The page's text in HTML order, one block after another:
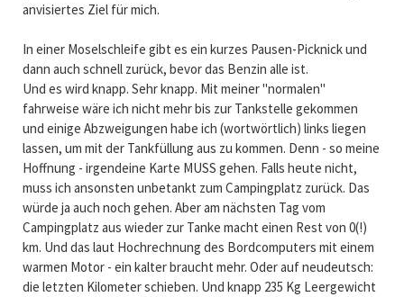
anvisiertes Ziel für mich.
In einer Moselschleife gibt es ein kurzes Pausen-Picknick und
dann auch schnell zurück, bevor das Benzin alle ist.
Und es wird knapp. Sehr knapp. Mit meiner "normalen"
fahrweise wäre ich nicht mehr bis zur Tankstelle gekommen
und einige Abzweigungen habe ich (wortwörtlich) links liegen
lassen, um mit der Tankfüllung aus zu kommen. Denn - so meine
Hoffnung - irgendeine Karte MUSS gehen. Falls heute nicht,
muss ich ansonsten unbetankt zum Campingplatz zurück. Das
würde ja auch noch gehen. Aber am nächsten Tag vom
Campingplatz aus wieder zur Tanke macht einen Rest von 0(!)
km. Und das laut Hochrechnung des Bordcomputers mit einem
warmen Motor - ein kalter braucht mehr. Oder auf neudeutsch:
die letzten Kilometer schieben. Und knapp 235 Kg Leergewicht